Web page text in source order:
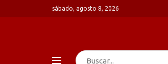
sábado, agosto 8, 2026